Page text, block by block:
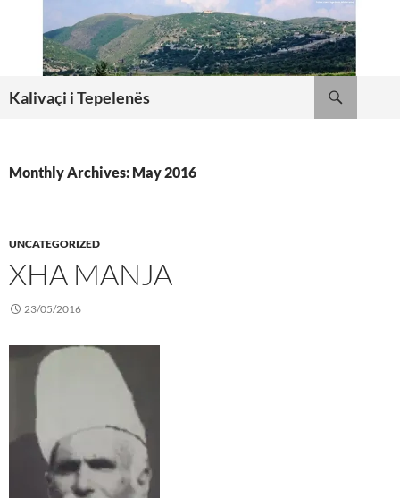
content
Kalivaçi i Tepelenës
Monthly Archives: May 2016
UNCATEGORIZED
XHA MANJA
23/05/2016